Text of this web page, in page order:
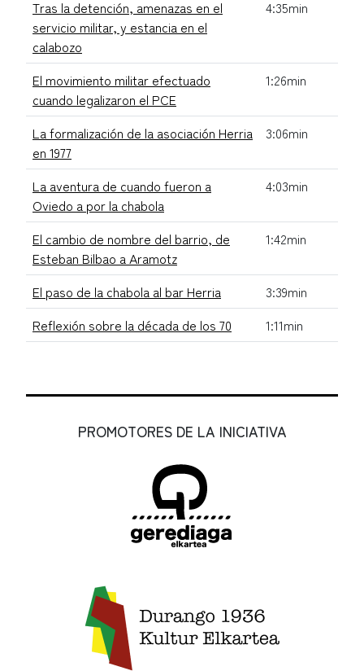
Tras la detención, amenazas en el
servicio militar, y estancia en el
calabozo
4:35min
El movimiento militar efectuado
cuando legalizaron el PCE
1:26min
La formalización de la asociación Herria
en 1977
3:06min
La aventura de cuando fueron a
Oviedo a por la chabola
4:03min
El cambio de nombre del barrio, de
Esteban Bilbao a Aramotz
1:42min
El paso de la chabola al bar Herria
3:39min
Reflexión sobre la década de los 70
1:11min
PROMOTORES DE LA INICIATIVA